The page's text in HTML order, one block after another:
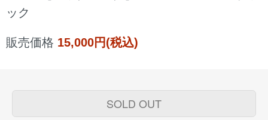
ック
販売価格 15,000円(税込)
SOLD OUT